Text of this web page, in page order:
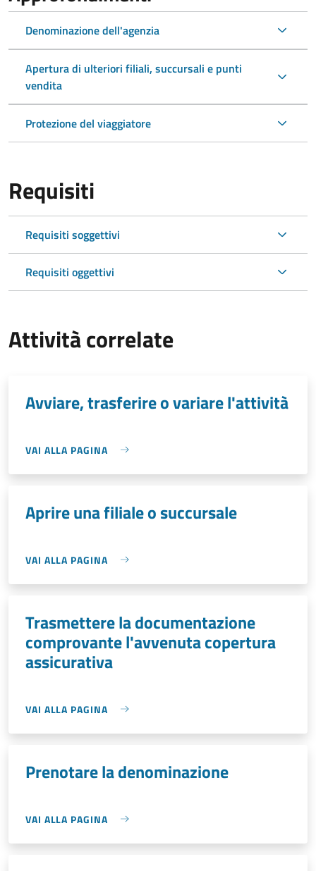
Denominazione dell'agenzia
Apertura di ulteriori filiali, succursali e punti
vendita
Protezione del viaggiatore
Requisiti
Requisiti soggettivi
Requisiti oggettivi
Attività correlate
Avviare, trasferire o variare l'attività
VAI ALLA PAGINA
Aprire una filiale o succursale
VAI ALLA PAGINA
Trasmettere la documentazione
comprovante l'avvenuta copertura
assicurativa
VAI ALLA PAGINA
Prenotare la denominazione
VAI ALLA PAGINA